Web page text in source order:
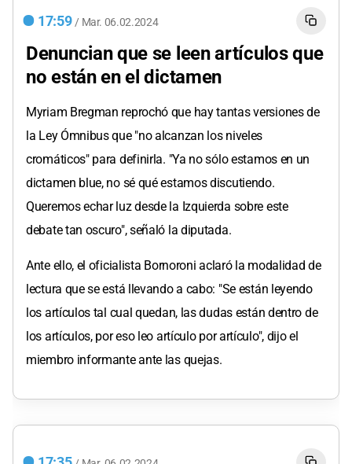
17:59 / Mar. 06.02.2024
Denuncian que se leen artículos que
no están en el dictamen
Myriam Bregman reprochó que hay tantas versiones de
la Ley Ómnibus que "no alcanzan los niveles
cromáticos" para definirla. "Ya no sólo estamos en un
dictamen blue, no sé qué estamos discutiendo.
Queremos echar luz desde la Izquierda sobre este
debate tan oscuro", señaló la diputada.
Ante ello, el oficialista Bornoroni aclaró la modalidad de
lectura que se está llevando a cabo: "Se están leyendo
los artículos tal cual quedan, las dudas están dentro de
los artículos, por eso leo artículo por artículo", dijo el
miembro informante ante las quejas.